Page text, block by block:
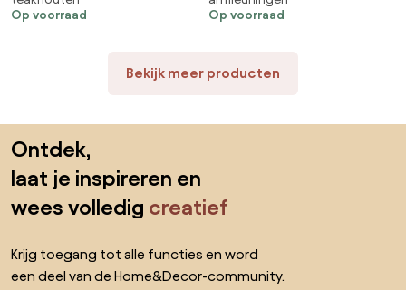
Aluminium | 6 personen |
Tuinbank Grijs/Old Teak
Op voorraad
| Tuinbank Natural Teak | 124cm |
Kees Smit Tuinmeubelen
Op voorraad
Bekijk meer producten
Ontdek,
laat je inspireren en
wees volledig creatief
Krijg toegang tot alle functies en word
een deel van de Home&Decor-community.